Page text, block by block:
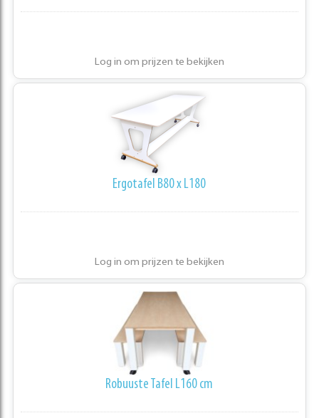
Log in om prijzen te bekijken
Ergotafel B80 x L180
Log in om prijzen te bekijken
Robuuste Tafel L160 cm